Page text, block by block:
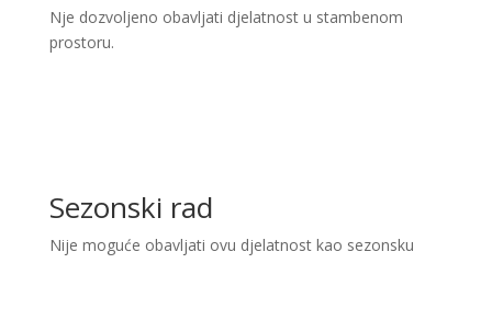
Nje dozvoljeno obavljati djelatnost u stambenom
prostoru.
Sezonski rad
Nije moguće obavljati ovu djelatnost kao sezonsku